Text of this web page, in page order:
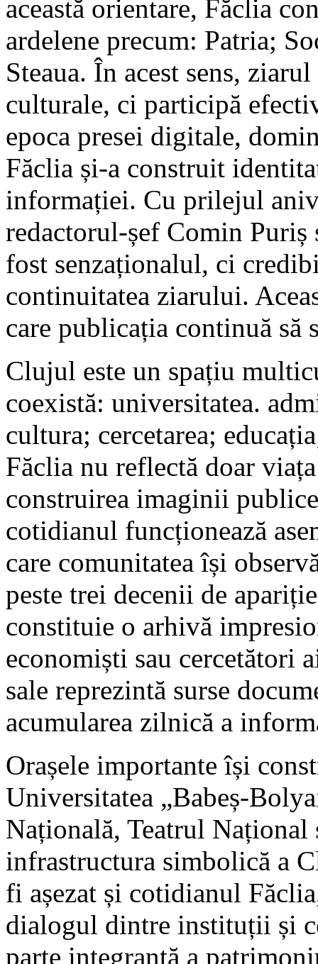
această orientare, Făclia
ardelene precum: Patria;
Steaua. În acest sens,
culturale, ci participă
epoca presei digitale,
Făclia și-a construit
informației. Cu prilejul
redactorul-șef Comin
fost senzaționalul, ci
continuitatea ziarului.
care publicația continuă
Clujul este un spațiu
coexistă: universitatea.
cultura; cercetarea;
Făclia nu reflectă doar
construirea imaginii
cotidianul funcționează
care comunitatea își
peste trei decenii de
constituie o arhivă
economiști sau cercetători
sale reprezintă surse
acumularea zilnică a
Orașele importante își
Universitatea „Babeș-
Națională, Teatrul Național
infrastructura simbolică a
fi așezat și cotidianul
dialogul dintre instituții și
parte integrantă a